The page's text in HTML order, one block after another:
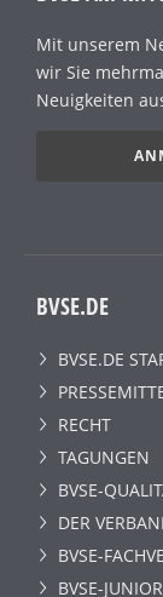
Mit unserem
wir Sie
Neuigkeiten
BVSE.DE
BVSE.DE
RECHT
TAGUNGEN
BVSE-
DER
BVSE-
BVSE-